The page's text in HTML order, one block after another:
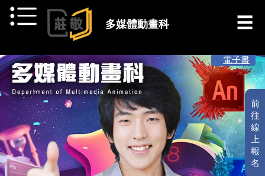
跳到主要內容
多媒體動畫科
前
往
線
上
報
名
電子書